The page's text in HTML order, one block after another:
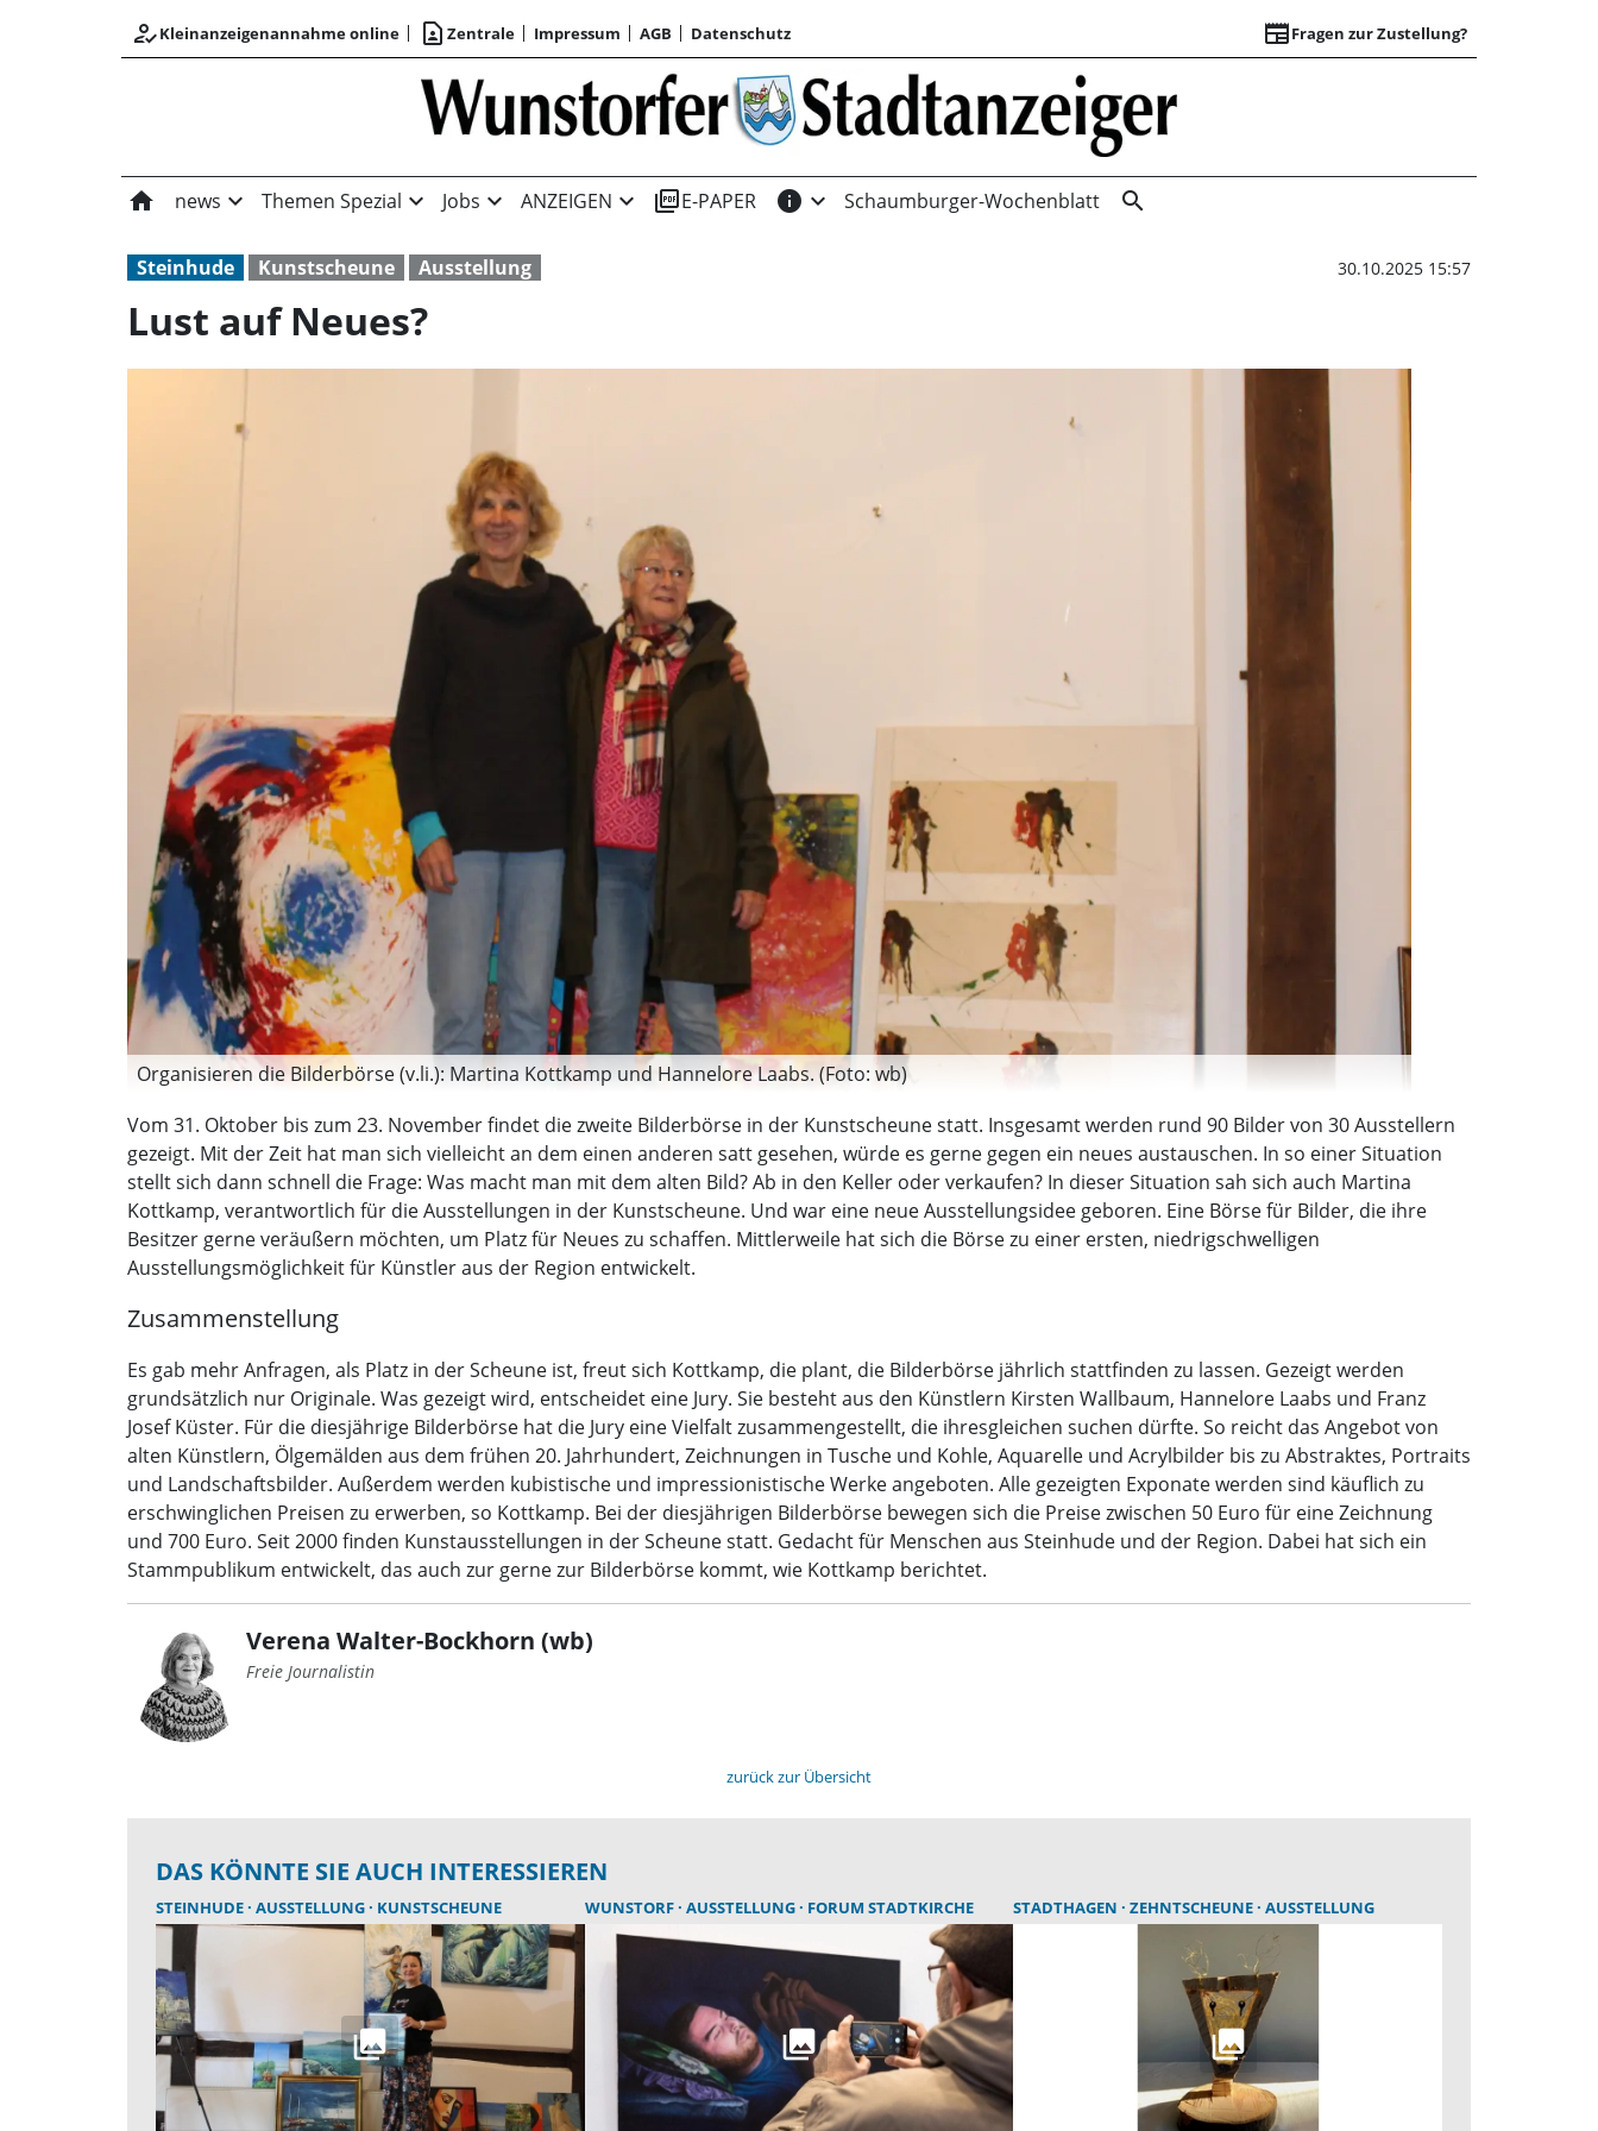
how_to_regKleinanzeigenannahme online contact_page Zentrale Impressum AGB Datenschutz newspaperFragen zur Zustellung?
Lust auf Neues? |
home news expand_more Themen Spezial expand_more Jobs expand_more ANZEIGEN expand_more picture_as_pdfE-PAPER info expand_more Schaumburger-Wochenblatt search
Steinhude Kunstscheune Ausstellung 30.10.2025 15:57
Lust auf Neues?
Organisieren die Bilderbörse (v.li.): Martina Kottkamp und Hannelore Laabs. (Foto: wb)
Vom 31. Oktober bis zum 23. November findet die zweite Bilderbörse in der Kunstscheune statt. Insgesamt werden rund 90 Bilder von 30 Ausstellern
gezeigt. Mit der Zeit hat man sich vielleicht an dem einen anderen satt gesehen, würde es gerne gegen ein neues austauschen. In so einer Situation
stellt sich dann schnell die Frage: Was macht man mit dem alten Bild? Ab in den Keller oder verkaufen? In dieser Situation sah sich auch Martina
Kottkamp, verantwortlich für die Ausstellungen in der Kunstscheune. Und war eine neue Ausstellungsidee geboren. Eine Börse für Bilder, die ihre
Besitzer gerne veräußern möchten, um Platz für Neues zu schaffen. Mittlerweile hat sich die Börse zu einer ersten, niedrigschwelligen
Ausstellungsmöglichkeit für Künstler aus der Region entwickelt.
Zusammenstellung
Es gab mehr Anfragen, als Platz in der Scheune ist, freut sich Kottkamp, die plant, die Bilderbörse jährlich stattfinden zu lassen. Gezeigt werden
grundsätzlich nur Originale. Was gezeigt wird, entscheidet eine Jury. Sie besteht aus den Künstlern Kirsten Wallbaum, Hannelore Laabs und Franz
Josef Küster. Für die diesjährige Bilderbörse hat die Jury eine Vielfalt zusammengestellt, die ihresgleichen suchen dürfte. So reicht das Angebot von
alten Künstlern, Ölgemälden aus dem frühen 20. Jahrhundert, Zeichnungen in Tusche und Kohle, Aquarelle und Acrylbilder bis zu Abstraktes, Portraits
und Landschaftsbilder. Außerdem werden kubistische und impressionistische Werke angeboten. Alle gezeigten Exponate werden sind käuflich zu
erschwinglichen Preisen zu erwerben, so Kottkamp. Bei der diesjährigen Bilderbörse bewegen sich die Preise zwischen 50 Euro für eine Zeichnung
und 700 Euro. Seit 2000 finden Kunstausstellungen in der Scheune statt. Gedacht für Menschen aus Steinhude und der Region. Dabei hat sich ein
Stammpublikum entwickelt, das auch zur gerne zur Bilderbörse kommt, wie Kottkamp berichtet.
Verena Walter-Bockhorn (wb)
Freie Journalistin
zurück zur Übersicht
DAS KÖNNTE SIE AUCH INTERESSIEREN
STEINHUDE AUSSTELLUNG KUNSTSCHEUNE WUNSTORF AUSSTELLUNG FORUM STADTKIRCHE STADTHAGEN ZEHNTSCHEUNE AUSSTELLUNG